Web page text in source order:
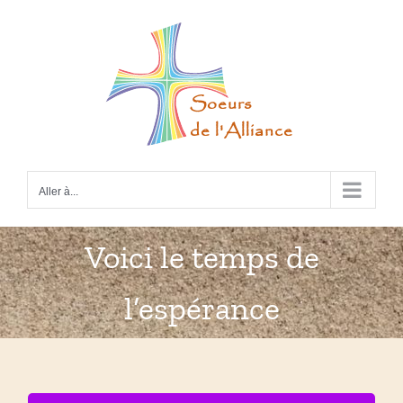
Aller à...
Voici le temps de
l’espérance